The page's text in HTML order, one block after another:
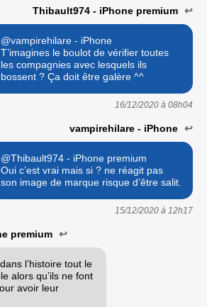
Thibault974 - iPhone premium ↩
@vampirehilare - iPhone
T’imagines le boulot de vérifier toutes
les compagnies avec lesquels ils
bossent ? Ça doit être galère ^^
16/12/2020 à 08h04
vampirehilare - iPhone ↩
@Thibault974 - iPhone premium
Oui c’est vrai mais si ? ne réagit pas
son image de marque risque d’être salit.
15/12/2020 à 12h17
premium ↩
l’histoire tout le
alors qu’ils ne font
avoir leur